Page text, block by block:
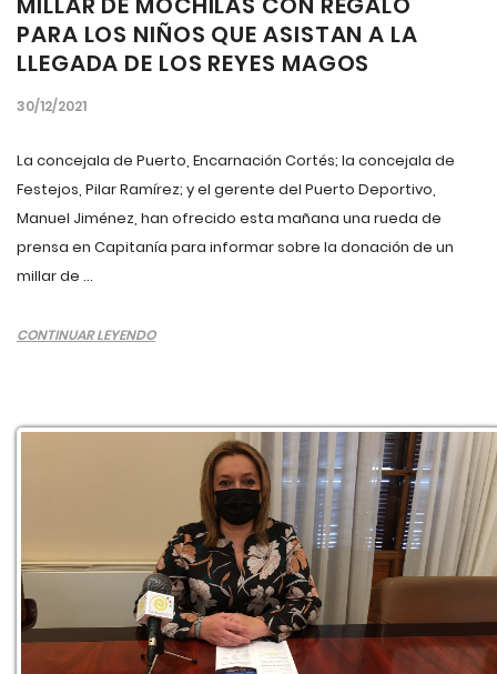
PARA LOS NIÑOS QUE ASISTAN A LA
LLEGADA DE LOS REYES MAGOS
30/12/2021
La concejala de Puerto, Encarnación Cortés; la concejala de
Festejos, Pilar Ramírez; y el gerente del Puerto Deportivo,
Manuel Jiménez, han ofrecido esta mañana una rueda de
prensa en Capitanía para informar sobre la donación de un
millar de ...
CONTINUAR LEYENDO